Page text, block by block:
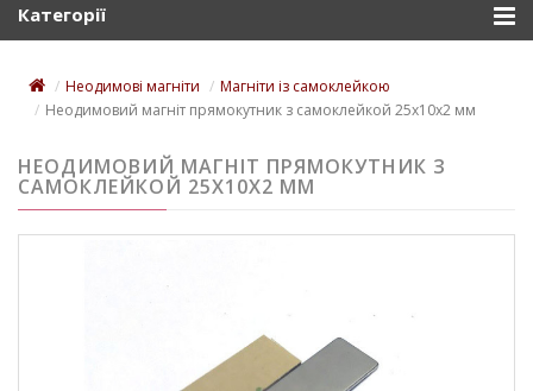
Категорії
Неодимові магніти
Магніти із самоклейкою
Неодимовий магніт прямокутник з самоклейкой 25х10х2 мм
НЕОДИМОВИЙ МАГНІТ ПРЯМОКУТНИК З
САМОКЛЕЙКОЙ 25Х10Х2 ММ